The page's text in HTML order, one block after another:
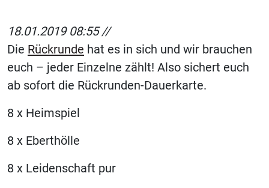
18.01.2019 08:55 //
Die Rückrunde hat es in sich und wir brauchen
euch – jeder Einzelne zählt! Also sichert euch
ab sofort die Rückrunden-Dauerkarte.
8 x Heimspiel
8 x Eberthölle
8 x Leidenschaft pur